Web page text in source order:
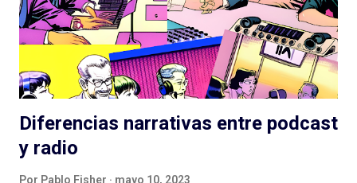
truth is out there" . Tan marcada es la influencia de X-Files en
este podcast que hasta lo celebran con la inclusión de la
Diferencias narrativas entre podcast
y radio
Por Pablo Fisher mayo 10, 2023